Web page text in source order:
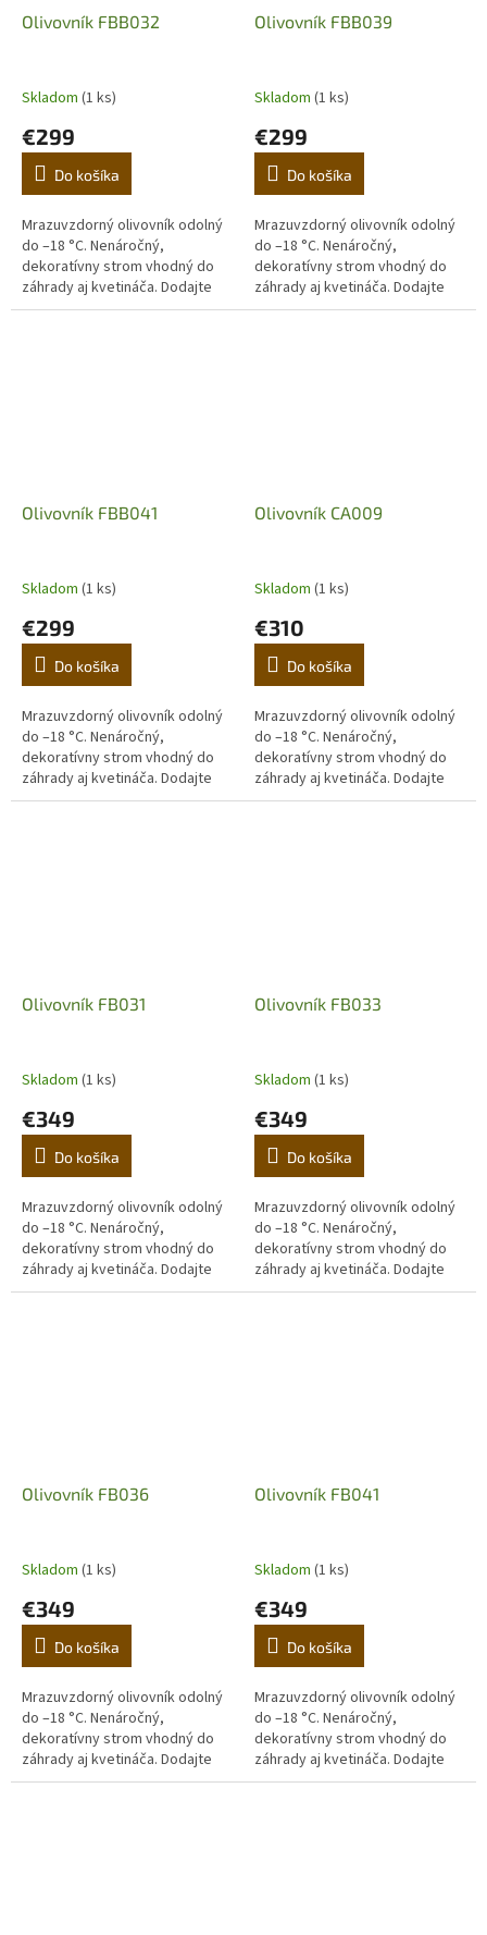
Olivovník FBB032
Skladom (1 ks)
€299
Do košíka
Mrazuvzdorný olivovník odolný
do –18 °C. Nenáročný,
dekoratívny strom vhodný do
záhrady aj kvetináča. Dodajte
domovu stredomorskú
Olivovník FBB039
Skladom (1 ks)
€299
Do košíka
Mrazuvzdorný olivovník odolný
do –18 °C. Nenáročný,
dekoratívny strom vhodný do
záhrady aj kvetináča. Dodajte
domovu stredomorskú
Olivovník FBB041
Skladom (1 ks)
€299
Do košíka
Mrazuvzdorný olivovník odolný
do –18 °C. Nenáročný,
dekoratívny strom vhodný do
záhrady aj kvetináča. Dodajte
domovu stredomorskú
Olivovník CA009
Skladom (1 ks)
€310
Do košíka
Mrazuvzdorný olivovník odolný
do –18 °C. Nenáročný,
dekoratívny strom vhodný do
záhrady aj kvetináča. Dodajte
domovu stredomorskú
Olivovník FB031
Skladom (1 ks)
€349
Do košíka
Mrazuvzdorný olivovník odolný
do –18 °C. Nenáročný,
dekoratívny strom vhodný do
záhrady aj kvetináča. Dodajte
domovu stredomorskú
Olivovník FB033
Skladom (1 ks)
€349
Do košíka
Mrazuvzdorný olivovník odolný
do –18 °C. Nenáročný,
dekoratívny strom vhodný do
záhrady aj kvetináča. Dodajte
domovu stredomorskú
Olivovník FB036
Skladom (1 ks)
€349
Do košíka
Mrazuvzdorný olivovník odolný
do –18 °C. Nenáročný,
dekoratívny strom vhodný do
záhrady aj kvetináča. Dodajte
domovu stredomorskú
Olivovník FB041
Skladom (1 ks)
€349
Do košíka
Mrazuvzdorný olivovník odolný
do –18 °C. Nenáročný,
dekoratívny strom vhodný do
záhrady aj kvetináča. Dodajte
domovu stredomorskú